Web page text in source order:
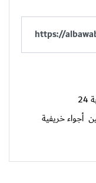
أجواء خريفية